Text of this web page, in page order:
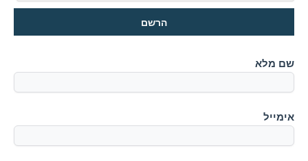
שם מלא
אימייל